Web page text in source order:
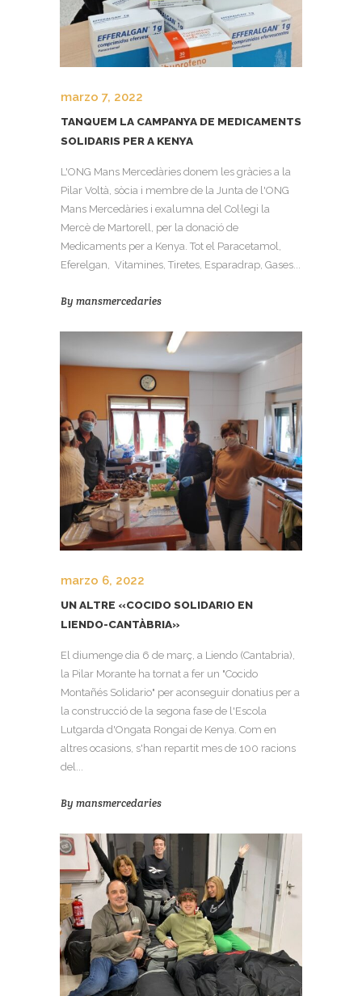
marzo 7, 2022
TANQUEM LA CAMPANYA DE MEDICAMENTS
SOLIDARIS PER A KENYA
L'ONG Mans Mercedàries donem les gràcies a la
Pilar Voltà, sòcia i membre de la Junta de l'ONG
Mans Mercedàries i exalumna del Col·legi la
Mercè de Martorell, per la donació de
Medicaments per a Kenya. Tot el Paracetamol,
Eferelgan, Vitamines, Tiretes, Esparadrap, Gases...
By mansmercedaries
marzo 6, 2022
UN ALTRE «COCIDO SOLIDARIO EN
LIENDO-CANTÀBRIA»
El diumenge dia 6 de març, a Liendo (Cantabria),
la Pilar Morante ha tornat a fer un "Cocido
Montañés Solidario" per aconseguir donatius per a
la construcció de la segona fase de l'Escola
Lutgarda d'Ongata Rongai de Kenya. Com en
altres ocasions, s'han repartit mes de 100 racions
del...
By mansmercedaries